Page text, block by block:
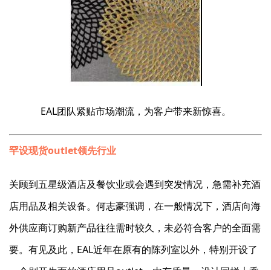
EAL团队紧贴市场潮流，为客户带来新惊喜。
罕设现货outlet领先行业
关顾到五星级酒店及餐饮业或会遇到突发情况，急需补充酒
店用品及相关设备。何志豪强调，在一般情况下，酒店向海
外供应商订购新产品往往需时较久，未必符合客户的全面需
要。有见及此，EAL近年在原有的陈列室以外，特别开设了